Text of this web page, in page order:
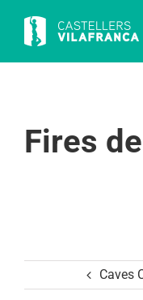
content
Fires
Caves